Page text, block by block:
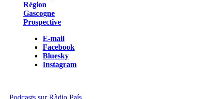
Région
Gascogne
Prospective
E-mail
Facebook
Bluesky
Instagram